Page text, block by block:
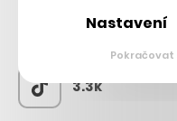
26.3k
3.3k
Nastavení
Pokračovat